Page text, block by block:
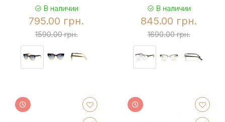
В наличии
795.00 грн.
1590.00 грн.
В наличии
845.00 грн.
1690.00 грн.